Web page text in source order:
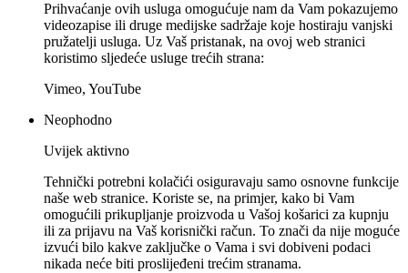
Prihvaćanje ovih usluga omogućuje nam da Vam pokazujemo
videozapise ili druge medijske sadržaje koje hostiraju vanjski
pružatelji usluga. Uz Vaš pristanak, na ovoj web stranici
koristimo sljedeće usluge trećih strana:
Vimeo, YouTube
Neophodno
Uvijek aktivno
Tehnički potrebni kolačići osiguravaju samo osnovne funkcije
naše web stranice. Koriste se, na primjer, kako bi Vam
omogućili prikupljanje proizvoda u Vašoj košarici za kupnju
ili za prijavu na Vaš korisnički račun. To znači da nije moguće
izvući bilo kakve zaključke o Vama i svi dobiveni podaci
nikada neće biti proslijeđeni trećim stranama.